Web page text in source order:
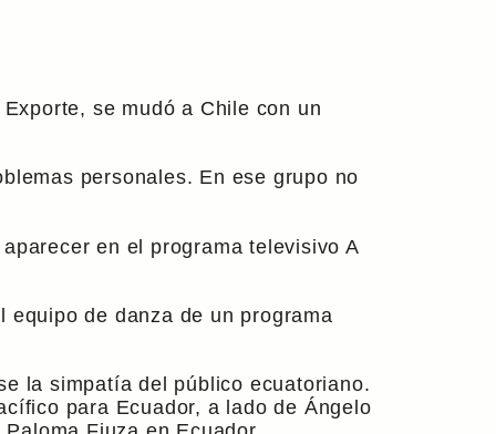
se mudó a Chile con un
personales. En ese grupo no
en el programa televisivo A
de danza de un programa
la simpatía del público ecuatoriano.
para Ecuador, a lado de Ángelo